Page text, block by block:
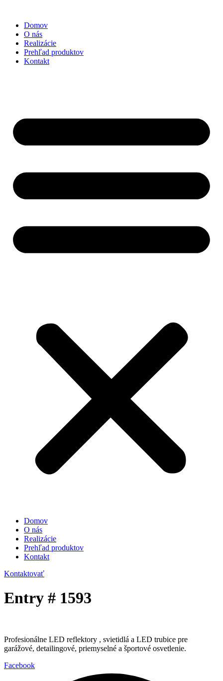
obsah
Domov
O nás
Realizácie
Prehľad produktov
Kontakt
Domov
O nás
Realizácie
Prehľad produktov
Kontakt
Kontaktovať
Entry # 1593
Profesionálne LED reflektory , svietidlá a LED trubice pre
garážové, detailingové, priemyselné a športové osvetlenie.
Facebook